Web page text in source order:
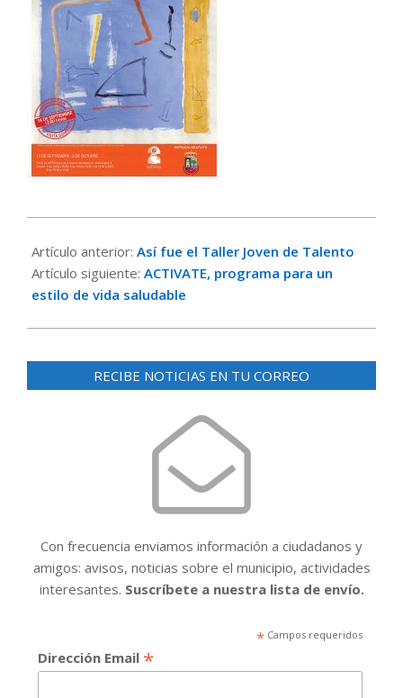
09-
17
Artículo anterior: Así fue el Taller Joven de Talento
Artículo siguiente: ACTIVATE, programa para un
estilo de vida saludable
RECIBE NOTICIAS EN TU CORREO
Con frecuencia enviamos información a ciudadanos y
amigos: avisos, noticias sobre el municipio, actividades
interesantes. Suscríbete a nuestra lista de envío.
*Campos requeridos
Dirección Email *